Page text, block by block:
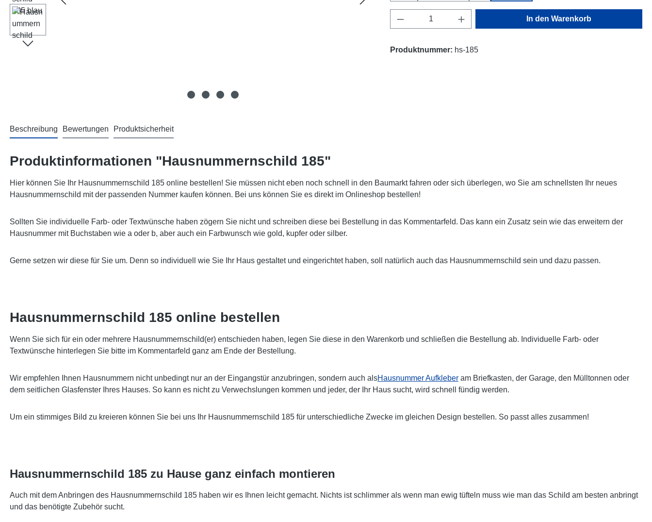
Produkt Anzahl: Gib den gewünschten Wert ein
In den Warenkorb
Produktnummer: hs-185
Beschreibung Bewertungen Produktsicherheit
Produktinformationen "Hausnummernschild 185"
Hier können Sie Ihr Hausnummernschild 185 online bestellen! Sie müssen nicht eben noch schnell in den Baumarkt fahren oder sich überlegen, wo Sie am schnellsten Ihr neues
Hausnummernschild mit der passenden Nummer kaufen können. Bei uns können Sie es direkt im Onlineshop bestellen!
Sollten Sie individuelle Farb- oder Textwünsche haben zögern Sie nicht und schreiben diese bei Bestellung in das Kommentarfeld. Das kann ein Zusatz sein wie das erweitern der
Hausnummer mit Buchstaben wie a oder b, aber auch ein Farbwunsch wie gold, kupfer oder silber.
Gerne setzen wir diese für Sie um. Denn so individuell wie Sie Ihr Haus gestaltet und eingerichtet haben, soll natürlich auch das Hausnummernschild sein und dazu passen.
Hausnummernschild 185 online bestellen
Wenn Sie sich für ein oder mehrere Hausnummernschild(er) entschieden haben, legen Sie diese in den Warenkorb und schließen die Bestellung ab. Individuelle Farb- oder
Textwünsche hinterlegen Sie bitte im Kommentarfeld ganz am Ende der Bestellung.
Wir empfehlen Ihnen Hausnummern nicht unbedingt nur an der Eingangstür anzubringen, sondern auch alsHausnummer Aufkleber am Briefkasten, der Garage, den Mülltonnen oder
dem seitlichen Glasfenster Ihres Hauses. So kann es nicht zu Verwechslungen kommen und jeder, der Ihr Haus sucht, wird schnell fündig werden.
Um ein stimmiges Bild zu kreieren können Sie bei uns Ihr Hausnummernschild 185 für unterschiedliche Zwecke im gleichen Design bestellen. So passt alles zusammen!
Hausnummernschild 185 zu Hause ganz einfach montieren
Auch mit dem Anbringen des Hausnummernschild 185 haben wir es Ihnen leicht gemacht. Nichts ist schlimmer als wenn man ewig tüfteln muss wie man das Schild am besten anbringt
und das benötigte Zubehör sucht.